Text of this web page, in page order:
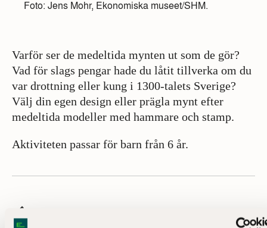
Foto: Jens Mohr, Ekonomiska museet/SHM.
Varför ser de medeltida mynten ut som de gör?
Vad för slags pengar hade du låtit tillverka om du
var drottning eller kung i 1300-talets Sverige?
Välj din egen design eller prägla mynt efter
medeltida modeller med hammare och stamp.
Aktiviteten passar för barn från 6 år.